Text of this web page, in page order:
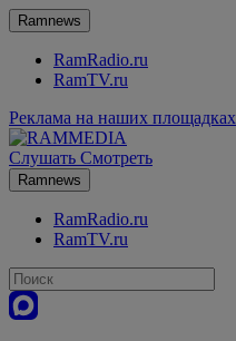
Ramnews
RamRadio.ru
RamTV.ru
Реклама на наших площадках
Слушать Смотреть
Ramnews
RamRadio.ru
RamTV.ru